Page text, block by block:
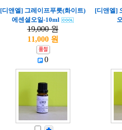
[디앤엘] 그레이프푸릇(화이트)
에센셜오일-10ml
19,000 원
11,000 원
0
[디앤엘]